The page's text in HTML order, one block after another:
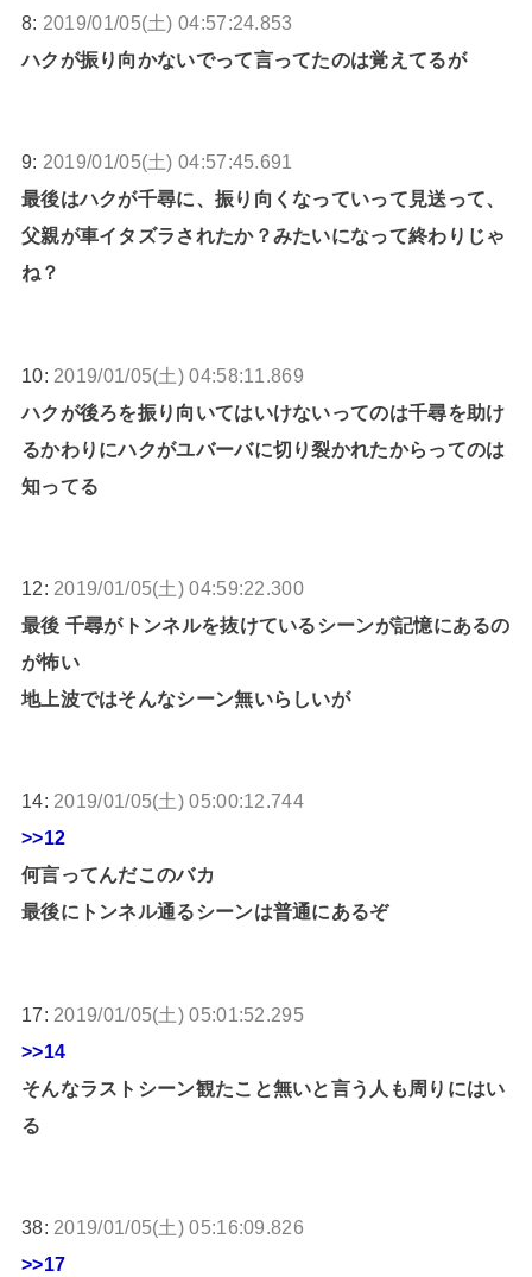
8: 2019/01/05(土) 04:57:24.853
ハクが振り向かないでって言ってたのは覚えてるが
9: 2019/01/05(土) 04:57:45.691
最後はハクが千尋に、振り向くなっていって見送って、
父親が車イタズラされたか？みたいになって終わりじゃ
ね？
10: 2019/01/05(土) 04:58:11.869
ハクが後ろを振り向いてはいけないってのは千尋を助け
るかわりにハクがユバーバに切り裂かれたからってのは
知ってる
12: 2019/01/05(土) 04:59:22.300
最後 千尋がトンネルを抜けているシーンが記憶にあるの
が怖い
地上波ではそんなシーン無いらしいが
14: 2019/01/05(土) 05:00:12.744
>>12
何言ってんだこのバカ
最後にトンネル通るシーンは普通にあるぞ
17: 2019/01/05(土) 05:01:52.295
>>14
そんなラストシーン観たこと無いと言う人も周りにはい
る
38: 2019/01/05(土) 05:16:09.826
>>17